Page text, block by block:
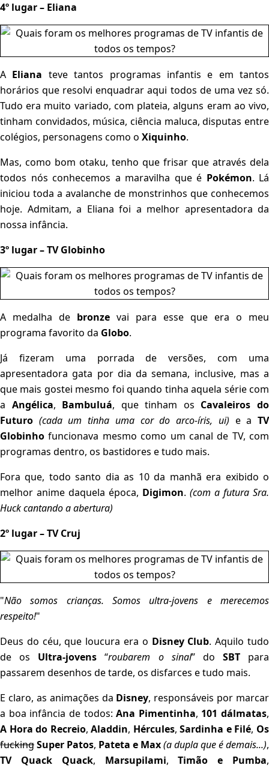
4º lugar – Eliana
A Eliana teve tantos programas infantis e em tantos
horários que resolvi enquadrar aqui todos de uma vez só.
Tudo era muito variado, com plateia, alguns eram ao vivo,
tinham convidados, música, ciência maluca, disputas entre
colégios, personagens como o Xiquinho.
Mas, como bom otaku, tenho que frisar que através dela
todos nós conhecemos a maravilha que é Pokémon. Lá
iniciou toda a avalanche de monstrinhos que conhecemos
hoje. Admitam, a Eliana foi a melhor apresentadora da
nossa infância.
3º lugar – TV Globinho
A medalha de bronze vai para esse que era o meu
programa favorito da Globo.
Já fizeram uma porrada de versões, com uma
apresentadora gata por dia da semana, inclusive, mas a
que mais gostei mesmo foi quando tinha aquela série com
a Angélica, Bambuluá, que tinham os Cavaleiros do
Futuro (cada um tinha uma cor do arco-íris, ui) e aTV
Globinho funcionava mesmo como um canal de TV, com
programas dentro, os bastidores e tudo mais.
Fora que, todo santo dia as 10 da manhã era exibido o
melhor anime daquela época, Digimon. (com a futura Sra.
Huck cantando a abertura)
2º lugar – TV Cruj
"Não somos crianças. Somos ultra-jovens e merecemos
respeito!"
Deus do céu, que loucura era o Disney Club. Aquilo tudo
de os Ultra-jovens “roubarem o sinal” do SBTpara
passarem desenhos de tarde, os disfarces e tudo mais.
E claro, as animações da Disney, responsáveis por marcar
a boa infância de todos:Ana Pimentinha, 101 dálmatas,
A Hora do Recreio,Aladdin, Hércules,Sardinha e Filé, Os
fuckingSuper Patos, Pateta e Max(a dupla que é demais...),
TV Quack Quack, Marsupilami,Timão e Pumba,